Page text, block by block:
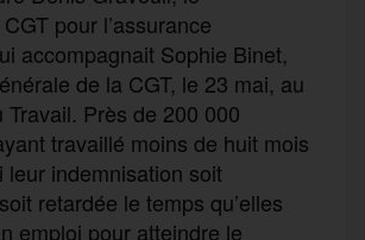
pour l’assurance
accompagnait Sophie Binet,
de la CGT, le 23 mai, au
Travail. Près de 200 000
travaillé moins de huit mois
leur indemnisation soit
retardée le temps qu’elles
emploi pour atteindre le